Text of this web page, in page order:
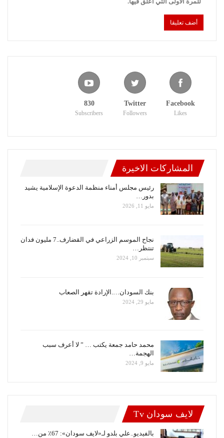
Facebook
Likes
Twitter
Followers
830
Subscribers
المشاركات الاخيرة
رئيس مجلس أمناء منظمة الدعوة الإسلامية يشيد
بدور…
مايو 11, 2026
نجاح الموسم الزراعي في القضارف..7 مليون فدان
تنتظر…
سبتمبر 10, 2024
بنك السودان….الإرادة تقهر الصعاب
مايو 29, 2024
محمد حامد جمعة يكتب … ” لا أعرف سبب
الهجمة…
مايو 9, 2024
لايف سودان Tv
بالفيديو..علي بلدو لـ«لايف سودان»: 67٪ من…